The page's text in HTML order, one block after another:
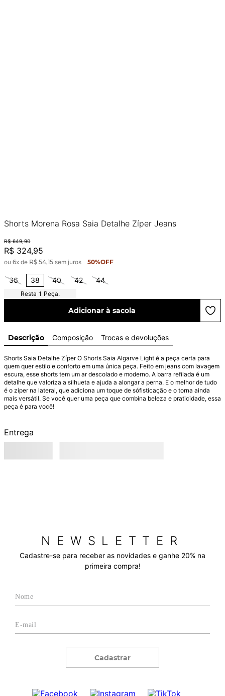
Shorts Morena Rosa Saia Detalhe Zíper Jeans
R$ 649,90
R$ 324,95
ou 6x de R$ 54,15 sem juros 50%OFF
36 38 40 42 44
1 Peça.
Adicionar à sacola
Descrição Composição Trocas e devoluções
Shorts Saia Detalhe Zíper O Shorts Saia Algarve Light é a peça certa para
quem quer estilo e conforto em uma única peça. Feito em jeans com lavagem
escura, esse shorts tem um ar descolado e moderno. A barra refilada é um
detalhe que valoriza a silhueta e ajuda a alongar a perna. E o melhor de tudo
é o zíper na lateral, que adiciona um toque de sófisticação e o torna ainda
mais versátil. Se você quer uma peça que combina beleza e praticidade, essa
peça é para você!
Entrega
NEWSLETTER
Cadastre-se para receber as novidades e ganhe 20% na
primeira compra!
Cadastrar